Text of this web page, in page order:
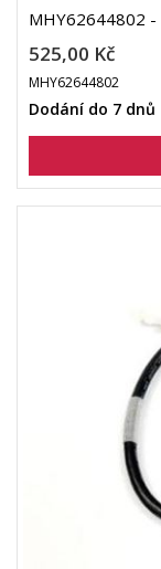
MHY62644802 -
525,00 Kč
MHY62644802
Dodání do 7 dnů